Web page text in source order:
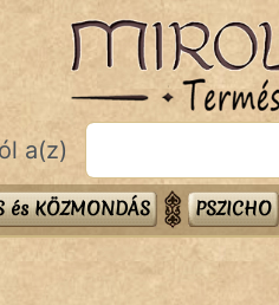
a(z)
és KÖZMONDÁS PSZICHO